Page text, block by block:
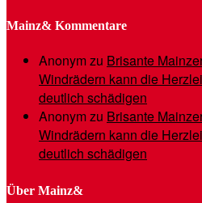
Mainz& Kommentare
Anonymzu Brisante
Windrädern kann die
deutlich schädigen
Anonymzu Brisante
Windrädern kann die
deutlich schädigen
Über Mainz&